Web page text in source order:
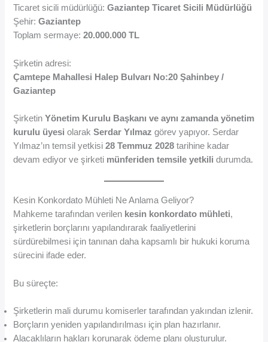
Ticaret sicili müdürlüğü:Gaziantep Ticaret Sicili Müdürlüğü
Şehir:Gaziantep
Toplam sermaye:20.000.000 TL
Şirketin adresi:
Çamtepe Mahallesi Halep Bulvarı No:20 Şahinbey /
Gaziantep
ŞirketinYönetim Kurulu Başkanı ve aynı zamanda yönetim
kurulu üyesi olarakSerdar Yılmaz görev yapıyor. Serdar
Yılmaz’ın temsil yetkisi28 Temmuz 2028 tarihine kadar
devam ediyor ve şirketi münferiden temsile yetkili durumda.
Kesin Konkordato Mühleti Ne Anlama Geliyor?
Mahkeme tarafından verilen kesin konkordato mühleti,
şirketlerin borçlarını yapılandırarak faaliyetlerini
sürdürebilmesi için tanınan daha kapsamlı bir hukuki koruma
sürecini ifade eder.
Bu süreçte:
Şirketlerin mali durumu komiserler tarafından yakından izlenir.
Borçların yeniden yapılandırılması için plan hazırlanır.
Alacaklıların hakları korunarak ödeme planı oluşturulur.